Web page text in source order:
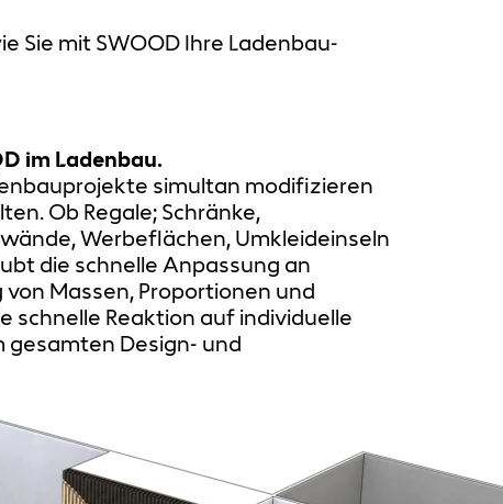
Sie mit SWOOD Ihre Ladenbau-
im Ladenbau.
simultan modifizieren
Ob Regale; Schränke,
Werbeflächen, Umkleideinseln
die schnelle Anpassung an
Massen, Proportionen und
schnelle Reaktion auf individuelle
Design- und